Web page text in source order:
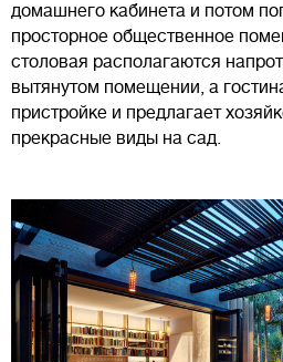
домашнего кабинета и потом
просторное общественное
столовая располагаются
вытянутом помещении, а
пристройке и предлагает
прекрасные виды на сад.